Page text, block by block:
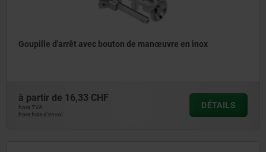
Goupille d'arrêt avec bouton de manœuvre en inox
à partir de 16,33 CHF
hors TVA
hors frais d’envoi
DÉTAILS